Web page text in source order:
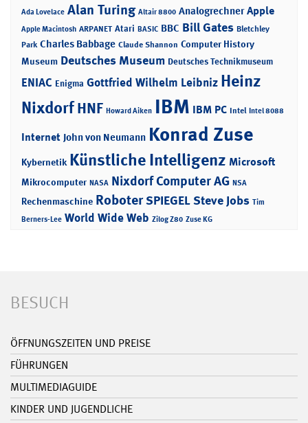
Ada Lovelace Alan Turing Altair 8800 Analogrechner Apple
Apple Macintosh ARPANET Atari BASIC BBC Bill Gates Bletchley
Park Charles Babbage Claude Shannon Computer History
Museum Deutsches Museum Deutsches Technikmuseum
ENIAC Enigma Gottfried Wilhelm Leibniz Heinz
NixdorfHNF Howard Aiken IBM IBM PC Intel Intel 8088
Internet John von Neumann Konrad Zuse
Kybernetik Künstliche Intelligenz Microsoft
Mikrocomputer NASA Nixdorf Computer AG NSA
Rechenmaschine RoboterSPIEGELSteve Jobs Tim
Berners-Lee World Wide Web Zilog Z80 Zuse KG
BESUCH
ÖFFNUNGSZEITEN UND PREISE
FÜHRUNGEN
MULTIMEDIAGUIDE
KINDER UND JUGENDLICHE